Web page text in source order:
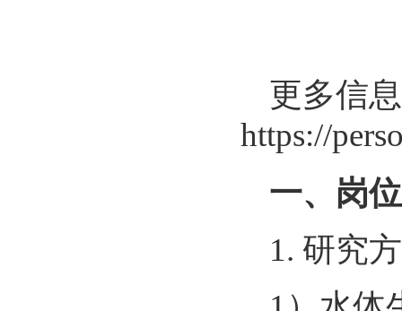
更多信
https://
一、岗
1. 研究